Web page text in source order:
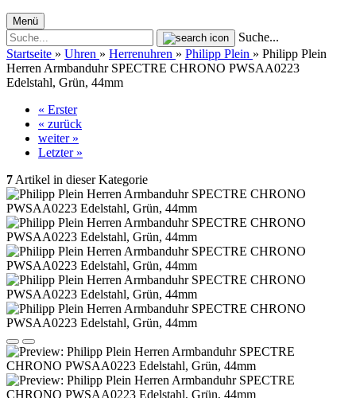
Menü
Suche...
Startseite » Uhren » Herrenuhren » Philipp Plein » Philipp Plein
Herren Armbanduhr SPECTRE CHRONO PWSAA0223
Edelstahl, Grün, 44mm
« Erster
« zurück
weiter »
Letzter »
7 Artikel in dieser Kategorie